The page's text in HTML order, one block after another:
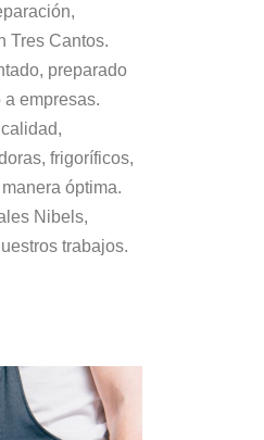
Tres Cantos.
preparado
empresas.
frigoríficos,
óptima.
Nibels,
trabajos.